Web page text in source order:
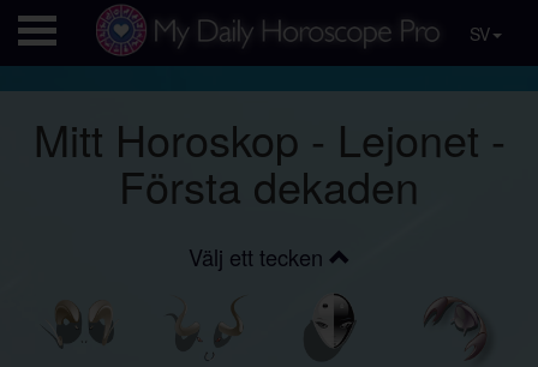
SV
Mitt Horoskop - Lejonet -
Första dekaden
Välj ett tecken